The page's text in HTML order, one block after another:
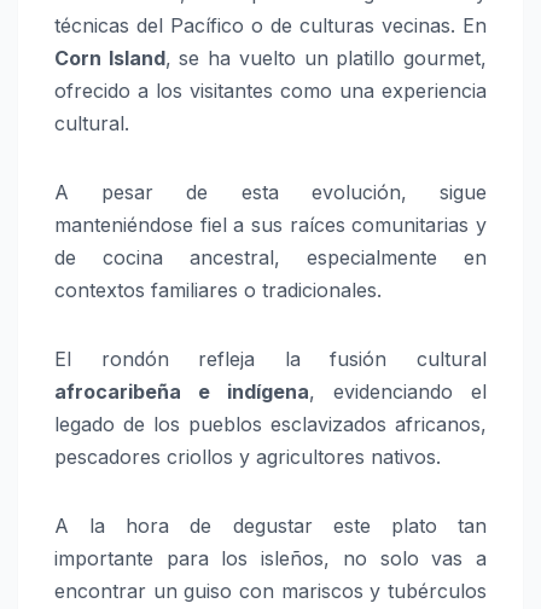
técnicas del Pacífico o de culturas vecinas. En
Corn Island, se ha vuelto un platillo gourmet,
ofrecido a los visitantes como una experiencia
cultural.
A pesar de esta evolución, sigue
manteniéndose fiel a sus raíces comunitarias y
de cocina ancestral, especialmente en
contextos familiares o tradicionales.
El rondón refleja la fusión cultural
afrocaribeña e indígena, evidenciando el
legado de los pueblos esclavizados africanos,
pescadores criollos y agricultores nativos.
A la hora de degustar este plato tan
importante para los isleños, no solo vas a
encontrar un guiso con mariscos y tubérculos